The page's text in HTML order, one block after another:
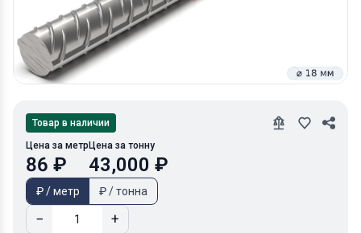
Товар в наличии
Цена за метр
86 ₽
Цена за тонну
43,000 ₽
₽ / метр ₽ / тонна
− +